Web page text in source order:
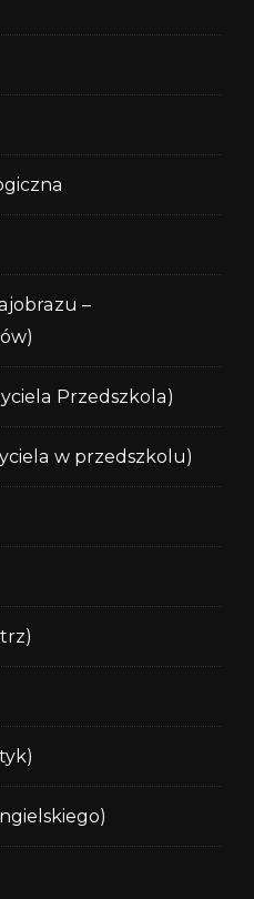
–
Przedszkola)
w przedszkolu)